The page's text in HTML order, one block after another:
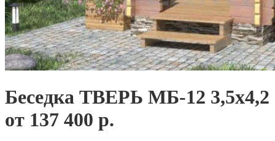
Беседка ТВЕРЬ МБ-12 3,5х4,2
от 137 400 р.